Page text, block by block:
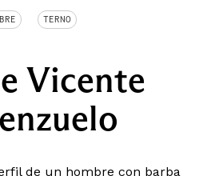
TERNO
Vicente
de un hombre con barba